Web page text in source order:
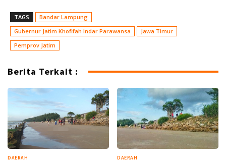
TAGS
Bandar Lampung
Gubernur Jatim Khofifah Indar Parawansa
Jawa Timur
Pemprov Jatim
Berita Terkait :
DAERAH DAERAH